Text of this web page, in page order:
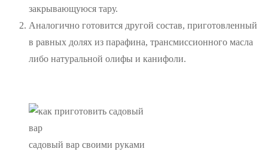
закрывающуюся тару.
Аналогично готовится другой состав, приготовленный
в равных долях из парафина, трансмиссионного масла
либо натуральной олифы и канифоли.
садовый вар своими руками